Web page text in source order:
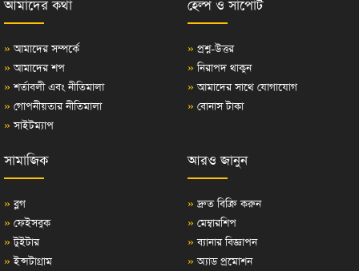
আমাদের কথা
» আমাদের সম্পর্কে
» আমাদের শপ
» শর্তাবলী এবং নীতিমালা
» গোপনীয়তার নীতিমালা
» সাইটম্যাপ
হেল্প ও সাপোর্ট
» প্রশ্ন-উত্তর
» নিরাপদ থাকুন
» আমাদের সাথে যোগাযোগ
» বোনাস টাকা
সামাজিক
» ব্লগ
» ফেইসবুক
» টুইটার
» ইন্সটাগ্রাম
আরও জানুন
» দ্রুত বিক্রি করুন
» মেম্বারশিপ
» ব্যানার বিজ্ঞাপন
» অ্যাড প্রমোশন